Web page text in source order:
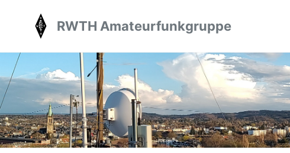
navigation
RWTH Amateurfunkgruppe